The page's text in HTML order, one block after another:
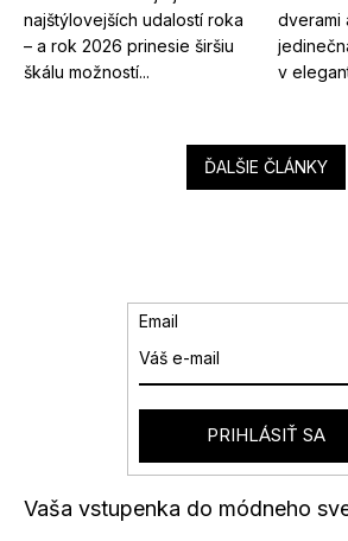
najštýlovejších udalostí roka
– a rok 2026 prinesie širšiu
škálu možností...
dverami
v
ĎALŠIE ČLÁNKY
Vaša vstupenka do módneho
Email
PRIHLÁSIŤ SA